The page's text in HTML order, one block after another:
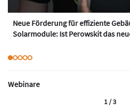
Neue Förderung für effiziente
Solarmodule: Ist Perowskit das
Webinare
1 / 3